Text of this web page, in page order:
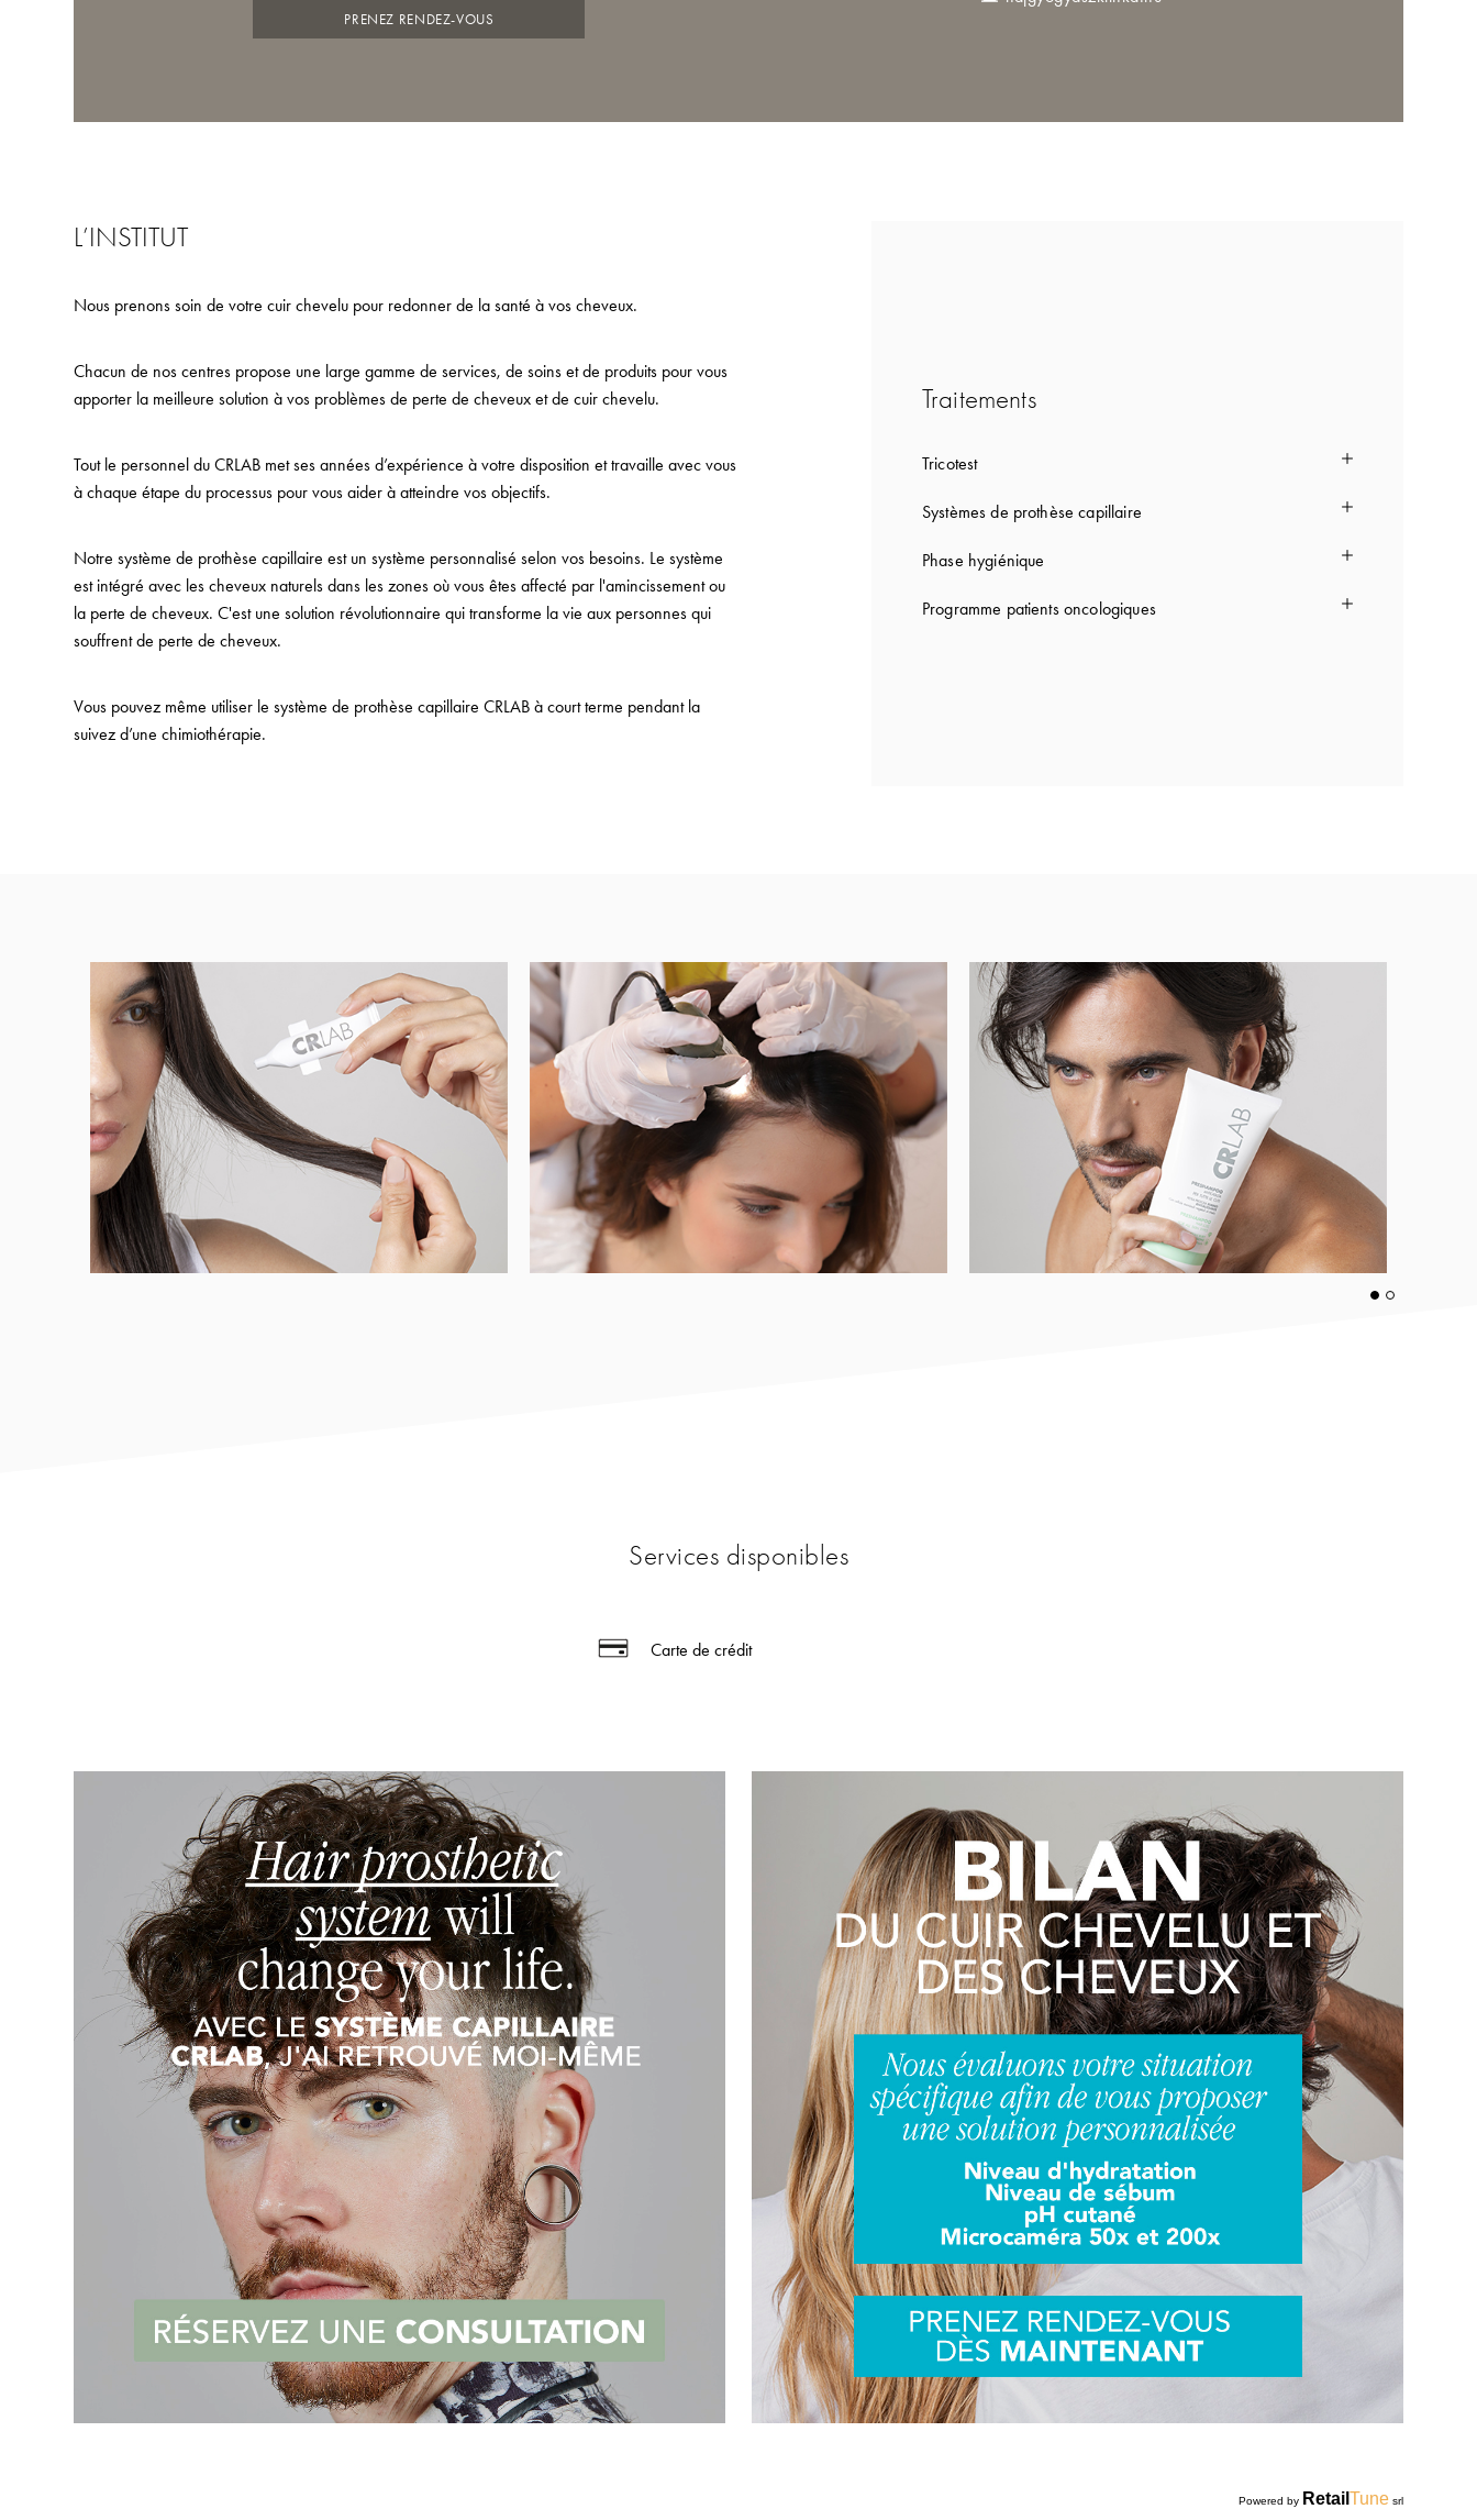
PRENEZ RENDEZ-VOUS
L’INSTITUT
Nous prenons soin de votre cuir chevelu pour redonner de la santé à vos cheveux.
Chacun de nos centres propose une large gamme de services, de soins et de produits pour vous
apporter la meilleure solution à vos problèmes de perte de cheveux et de cuir chevelu.
Tout le personnel du CRLAB met ses années d’expérience à votre disposition et travaille avec vous
à chaque étape du processus pour vous aider à atteindre vos objectifs.
Notre système de prothèse capillaire est un système personnalisé selon vos besoins. Le système
est intégré avec les cheveux naturels dans les zones où vous êtes affecté par l'amincissement ou
la perte de cheveux. C'est une solution révolutionnaire qui transforme la vie aux personnes qui
souffrent de perte de cheveux.
Vous pouvez même utiliser le système de prothèse capillaire CRLAB à court terme pendant la
suivez d’une chimiothérapie.
Traitements
Tricotest
Systèmes de prothèse capillaire
Phase hygiénique
Programme patients oncologiques
Services disponibles
Carte de crédit
Powered by Retail Tunesrl